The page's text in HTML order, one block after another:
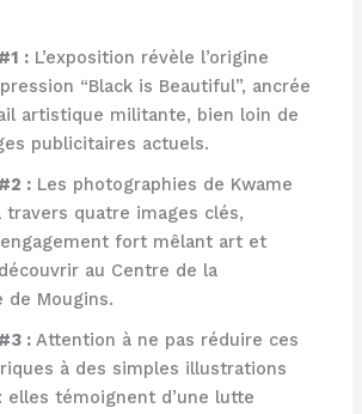
: L’exposition révèle l’origine
“Black is Beautiful”, ancrée
artistique militante, bien loin de
publicitaires actuels.
: Les photographies de Kwame
travers quatre images clés,
fort mêlant art et
au Centre de la
de Mougins.
: Attention à ne pas réduire ces
à des simples illustrations
elles témoignent d’une lutte